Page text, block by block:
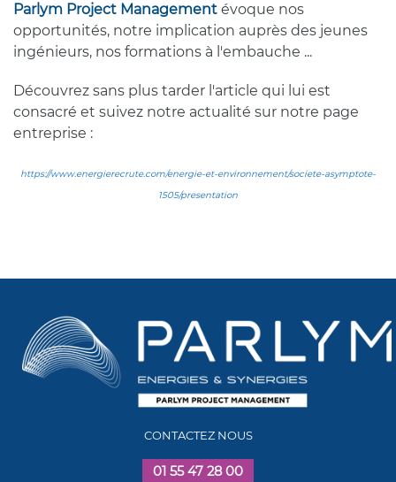
Parlym Project Management évoque nos
opportunités, notre implication auprès des jeunes
ingénieurs, nos formations à l'embauche ...
Découvrez sans plus tarder l'article qui lui est
consacré et suivez notre actualité sur notre page
entreprise :
https://www.energierecrute.com/energie-et-environnement/societe-asymptote-
1505/presentation
CONTACTEZ NOUS
01 55 47 28 00